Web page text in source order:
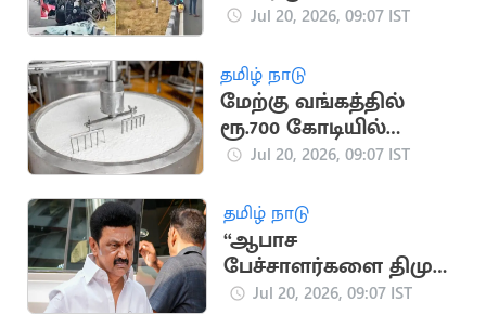
படுகாயம்
Jul 20, 2026, 09:07 IST
தமிழ் நாடு
மேற்கு வங்கத்தில்
ரூ.700 கோடியில்
அமைய இருக்கும்
Jul 20, 2026, 09:07 IST
தமிழ் நாடு
“ஆபாச
பேச்சாளர்களை திமுக
வளர்த்து வருகிறது”..
Jul 20, 2026, 09:07 IST